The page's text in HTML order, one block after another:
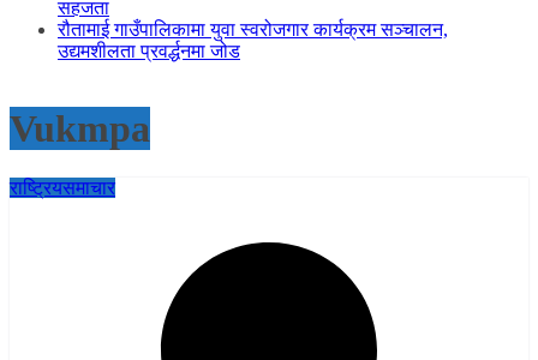
सहजता
रौतामाई गाउँपालिकामा युवा स्वरोजगार कार्यक्रम सञ्चालन,
उद्यमशीलता प्रवर्द्धनमा जोड
Vukmpa
राष्ट्रियसमाचार